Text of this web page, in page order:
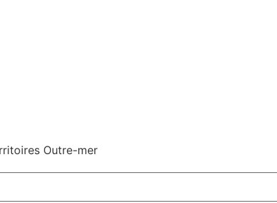
Outre-mer